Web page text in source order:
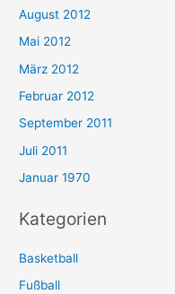
August 2012
Mai 2012
März 2012
Februar 2012
September 2011
Juli 2011
Januar 1970
Kategorien
Basketball
Fußball